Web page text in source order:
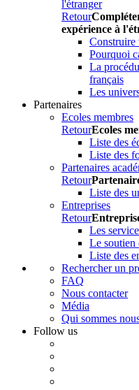
l'étranger
Retour
expérience à
Construire
Pourquoi
La
français
Les
Partenaires
Ecoles membres
RetourEcoles
Liste des
Liste des
Partenaires
Retour
Liste des
Entreprises
Retour
Les
Le soutien
Liste des
Rechercher un
FAQ
Nous contacter
Média
Qui sommes
Follow us